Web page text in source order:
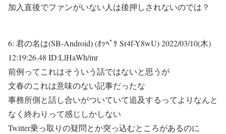
加入直後でファンがいない人は後押しされないのでは？
6: 君の名は(SB-Android) (ｵｯﾍﾟｹ Sr4f-Y8wU)2022/03/10(木)
12:19:26.48 ID:LlHaWh/mr
前例ってこれはそういう話ではないと思うが
文春のこれは意味のない記事だったな
事務所側と話し合いがついていて追及するってよりなんと
なく終わりって感じしかしない
Twitter乗っ取りの疑問とか突っ込むところがあるのに